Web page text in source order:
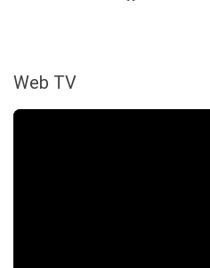
Web TV